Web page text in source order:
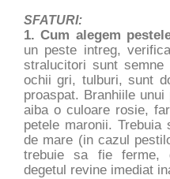
SFATURI:
1. Cum alegem
un peste intreg,
stralucitori sunt
ochii gri, tulburi, sunt
proaspat. Branhiile
aiba o culoare rosie,
petele maronii.
de mare (in cazul
trebuie sa fie ferme,
degetul revine imediat